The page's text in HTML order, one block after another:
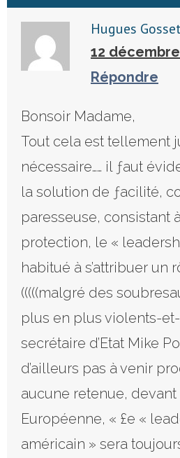
Hugues
12
Répondre
Bonsoir Madame,
Tout cela est tellement
nécessaire…… il ƒaut
la solution de ƒacilité,
paresseuse, consistant
protection, le «
habitué à s’attribuer un
(((((malgré des
plus en plus violents-et-
secrétaire d’Etat Mike
d’ailleurs pas à venir
aucune retenue,
Européenne, « £e «
américain » sera